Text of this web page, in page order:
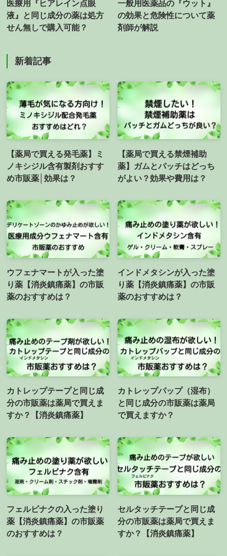
医療用『ヒアレイン点眼
液』と同じ成分の薬は処方
せん無しで購入可能？
一般用医薬品の『ウット』
の効果と危険性について薬
剤師が解説
新着記事
【薬局で買える発毛薬】ミ
ノキシジル含有製剤おすす
め市販薬│効果は？
【薬局で買える禁煙補助
薬】ガムとパッチはどっち
がよい？効果や費用は？
ウフェナマートが入った塗
り薬【消炎鎮痛薬】の市販
薬のおすすめは？
インドメタシンが入った塗
り薬【消炎鎮痛薬】の市販
薬のおすすめは？
カトレップテープと同じ成
分の市販薬は薬局で買えま
すか？【消炎鎮痛薬】
カトレップパップ（湿布）
と同じ成分の市販薬は薬局
で買えますか？
フェルビナクの入った塗り
薬【消炎鎮痛薬】の市販薬
のおすすめは？
セルタッチテープと同じ成
分の市販薬は薬局で買えま
すか？【消炎鎮痛薬】